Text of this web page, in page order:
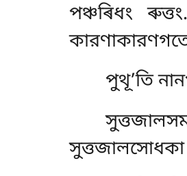
পঞ্চৰিধং
পুথূ’তি
সুত্তজালসোধকা